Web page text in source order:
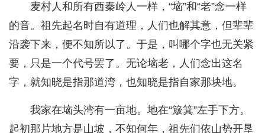
麦村人和所有西秦岭人一样，“垴”和“老”念一样
的音。祖先起名时自有道理，人们也解其意，但辈辈
沿袭下来，便不知所以了。于是，叫哪个字也无关紧
要，只是一个代号罢了。无论垴老，人们念出这名
字，就知晓是指那道湾，也知晓是指自家那块地。
我家在垴头湾有一亩地。地在“簸箕”左手下方。
起初那片地方是山坡，不知何年，祖先们依山势开垦